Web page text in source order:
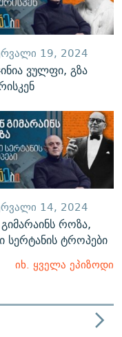
19, 2024
ვულფი, გზა
14, 2024
როზა,
სერტანის ტროპები
იხ. ყველა ეპიზოდი